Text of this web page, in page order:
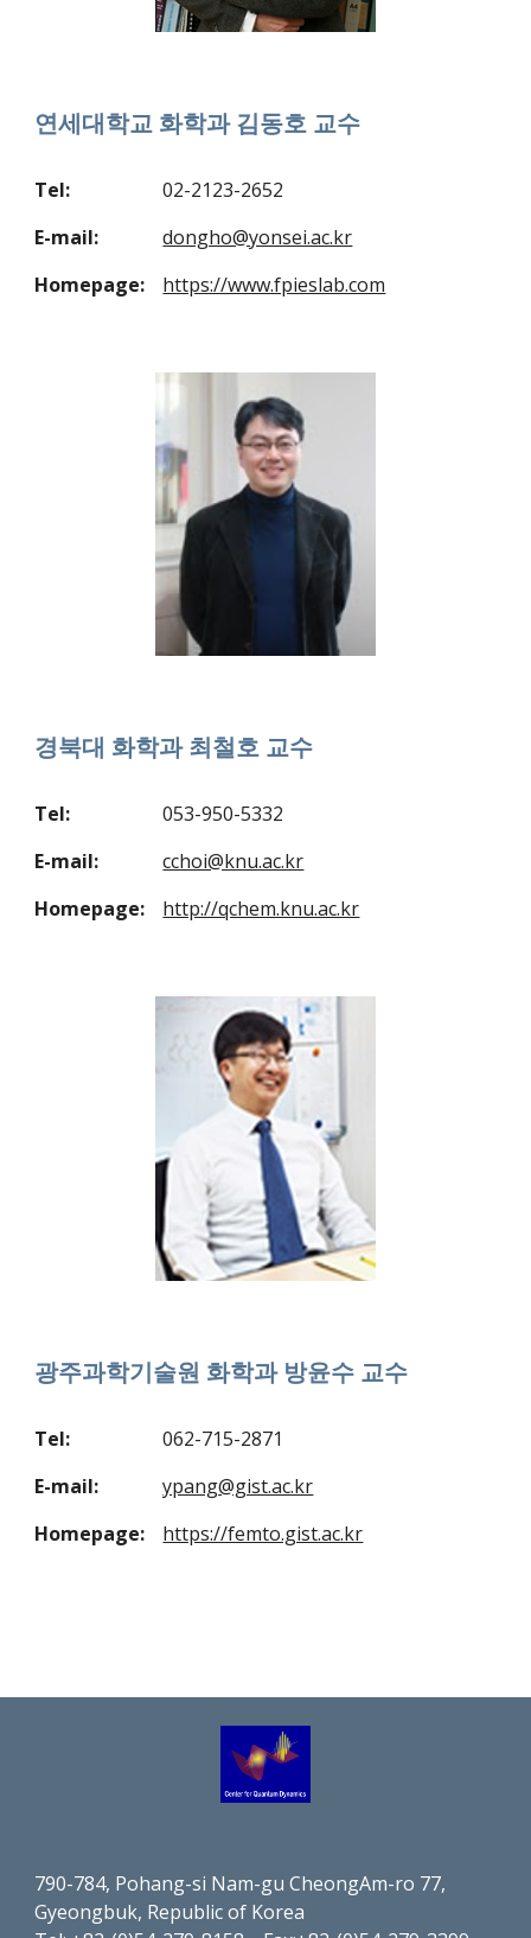
연세대학교 화학과 김동호 교수
Tel:
02-2123-2652
E-mail:
dongho@yonsei.ac.kr
Homepage:
https://www.fpieslab.com
경북대 화학과 최철호 교수
Tel:
053-950-5332
E-mail:
cchoi@knu.ac.kr
Homepage:
http://qchem.knu.ac.kr
광주과학기술원 화학과 방윤수 교수
Tel:
062-715-2871
E-mail:
ypang@gist.ac.kr
Homepage:
https://femto.gist.ac.kr
790-784, Pohang-si Nam-gu CheongAm-ro 77,
Gyeongbuk, Republic of Korea